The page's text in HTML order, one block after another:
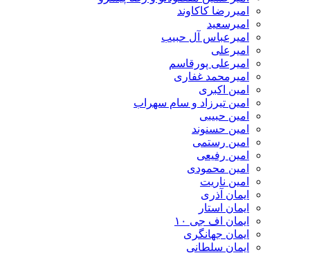
امیررضا کاکاوند
امیرسعید
امیرعباس آل حبیب
امیرعلی
امیرعلی پورقاسم
امیرمحمد غفاری
امین اکبری
امین تیرزاد و سام سهراب
امین حبیبی
امین حسنوند
امین رستمی
امین رفیعی
امین محمودی
امین ناریت
ایمان آذری
ایمان استار
ایمان اف جی ۱۰
ایمان جهانگری
ایمان سلطانی